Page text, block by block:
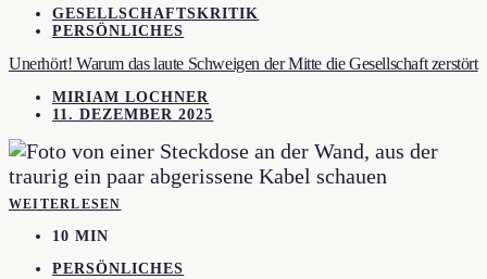
GESELLSCHAFTSKRITIK
PERSÖNLICHES
Unerhört! Warum das laute Schweigen der Mitte die Gesellschaft zerstört
MIRIAM LOCHNER
11. DEZEMBER 2025
WEITERLESEN
10 MIN
PERSÖNLICHES